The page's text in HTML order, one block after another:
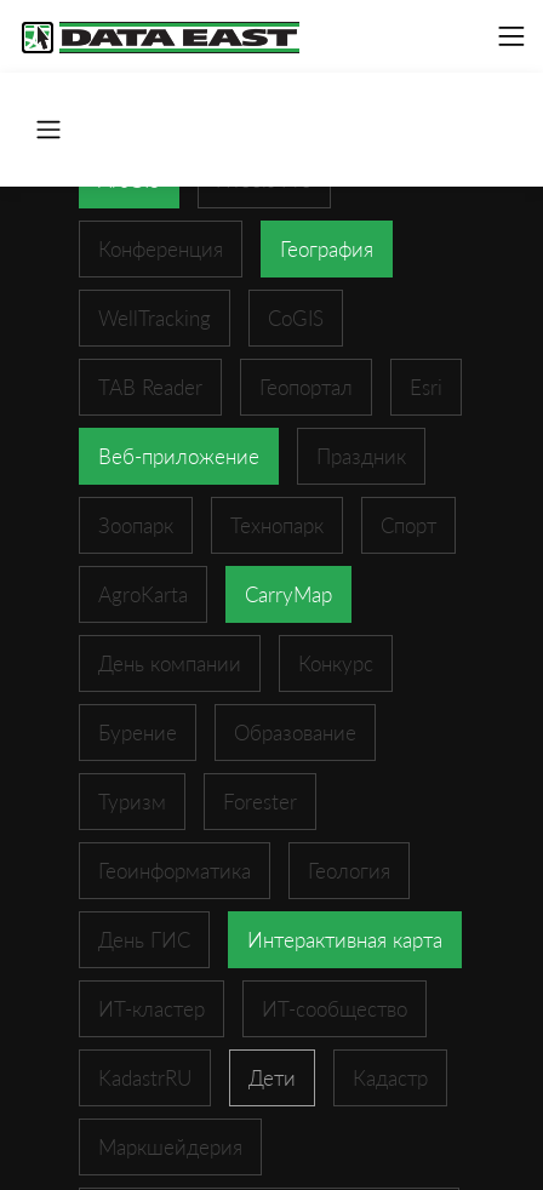
Конференция География
WellTracking CoGIS
TAB Reader Геопортал Esri
Веб-приложение Праздник
Зоопарк Технопарк Спорт
AgroKarta CarryMap
День компании Конкурс
Бурение Образование
Туризм Forester
Геоинформатика Геология
День ГИС Интерактивная карта
ИТ-кластер ИТ-сообщество
KadastrRU Дети Кадастр
Маркшейдерия